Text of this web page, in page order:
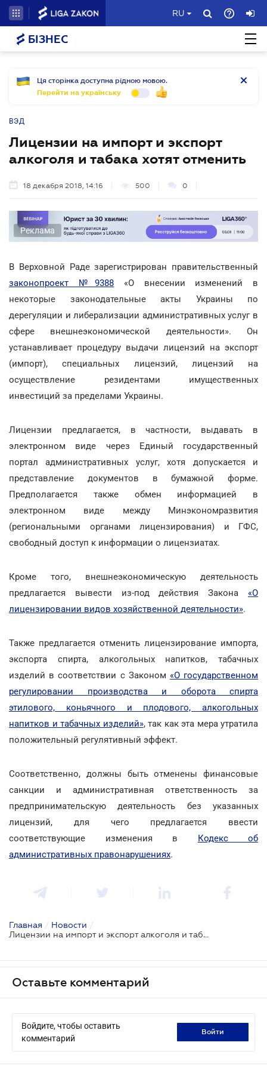
RU
БІЗНЕС
Ця сторінка доступна рідною мовою.
Перейти на українську
ВЭД
Лицензии на импорт и экспорт
алкоголя и табака хотят отменить
18 декабря 2018, 14:16 500 0
Реклама
В Верховной Раде зарегистрирован правительственный
законопроект №9388 «О внесении изменений в
некоторые законодательные акты Украины по
дерегуляции и либерализации административных услуг в
сфере внешнеэкономической деятельности». Он
устанавливает процедуру выдачи лицензий на экспорт
(импорт), специальных лицензий, лицензий на
осуществление резидентами имущественных
инвестиций за пределами Украины.
Лицензии предлагается, в частности, выдавать в
электронном виде через Единый государственный
портал административных услуг, хотя допускается и
представление документов в бумажной форме.
Предполагается также обмен информацией в
электронном виде между Минэкономразвития
(региональными органами лицензирования) и ГФС,
свободный доступ к информации о лицензиатах.
Кроме того, внешнеэкономическую деятельность
предлагается вывести из-под действия Закона «О
лицензировании видов хозяйственной деятельности».
Также предлагается отменить лицензирование импорта,
экспорта спирта, алкогольных напитков, табачных
изделий в соответствии с Законом «О государственном
регулировании производства и оборота спирта
этилового, коньячного и плодового, алкогольных
напитков и табачных изделий», так как эта мера утратила
положительный регулятивный эффект.
Соответственно, должны быть отменены финансовые
санкции и административная ответственность за
предпринимательскую деятельность без указанных
лицензий, для чего предлагается ввести
соответствующие изменения в Кодекс об
административных правонарушениях.
Главная / Новости /
Лицензии на импорт и экспорт алкоголя и табака хотят отменить
Оставьте комментарий
Войдите, чтобы оставить
комментарий
войти